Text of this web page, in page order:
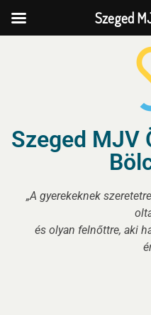
Szeged MJV
„A gyerekeknek
és olyan felnőttre, aki
Szeged